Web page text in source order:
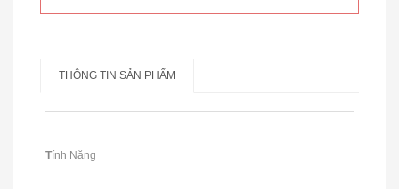
CÂN TREO ĐIỆN TỬ HÀN QUỐC
THÔNG TIN SẢN PHẨM
Tính Năng